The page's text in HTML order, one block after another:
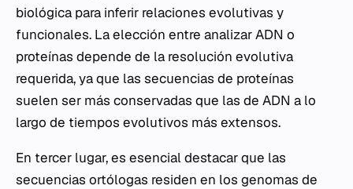
biológica para inferir relaciones evolutivas y
funcionales. La elección entre analizar ADN o
proteínas depende de la resolución evolutiva
requerida, ya que las secuencias de proteínas
suelen ser más conservadas que las de ADN a lo
largo de tiempos evolutivos más extensos.
En tercer lugar, es esencial destacar que las
secuencias ortólogas residen en los genomas de